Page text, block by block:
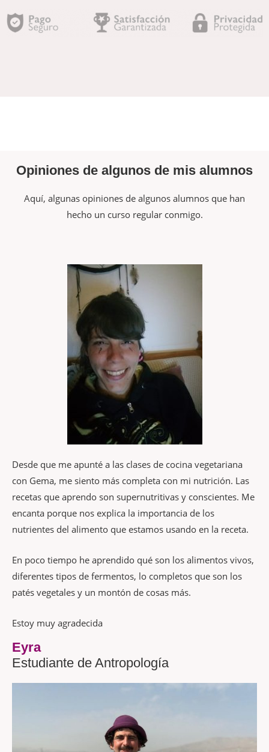
Opiniones de algunos de mis alumnos
Aquí, algunas opiniones de algunos alumnos que han
hecho un curso regular conmigo.
Desde que me apunté a las clases de cocina vegetariana
con Gema, me siento más completa con mi nutrición. Las
recetas que aprendo son supernutritivas y conscientes. Me
encanta porque nos explica la importancia de los
nutrientes del alimento que estamos usando en la receta.
En poco tiempo he aprendido qué son los alimentos vivos,
diferentes tipos de fermentos, lo completos que son los
patés vegetales y un montón de cosas más.
Estoy muy agradecida
Eyra
Estudiante de Antropología